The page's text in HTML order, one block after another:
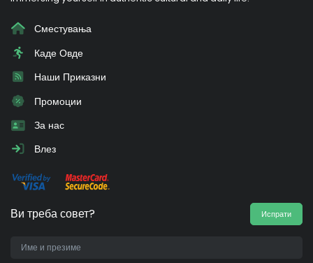
Сместувања
Каде Овде
Наши Приказни
Промоции
За нас
Влез
Ви треба совет? Испрати